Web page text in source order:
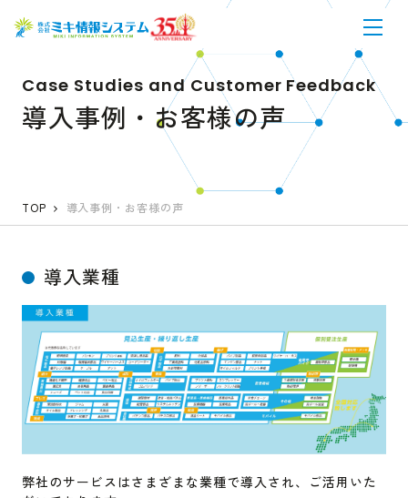
Case Studies and Customer Feedback
導入事例・お客様の声
TOP 導入事例・お客様の声
導入業種
弊社のサービスはさまざまな業種で導入され、ご活用いた